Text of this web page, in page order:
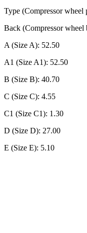
Type (Compressor wheel
Back (Compressor wheel
A (Size A): 52.50
A1 (Size A1): 52.50
B (Size B): 40.70
C (Size C): 4.55
C1 (Size C1): 1.30
D (Size D): 27.00
E (Size E): 5.10